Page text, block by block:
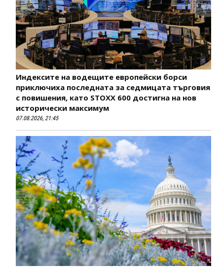
Индексите на водещите европейски борси
приключиха последната за седмицата търговия
с повишения, като STOXX 600 достигна на нов
исторически максимум
07.08.2026, 21:45